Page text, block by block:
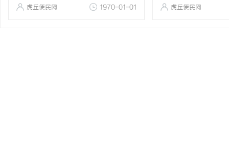
虎丘便民网 1970-01-01 虎丘便民网